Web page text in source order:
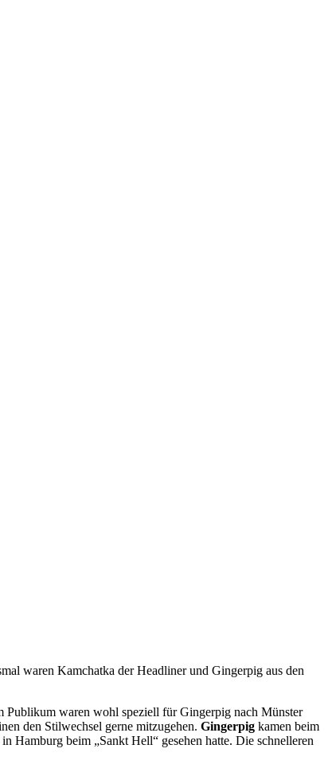
waren Kamchatka der Headliner und Gingerpig aus den
waren wohl speziell für Gingerpig nach Münster
den Stilwechsel gerne mitzugehen. Gingerpig kamen beim
Hamburg beim „Sankt Hell“ gesehen hatte. Die schnelleren